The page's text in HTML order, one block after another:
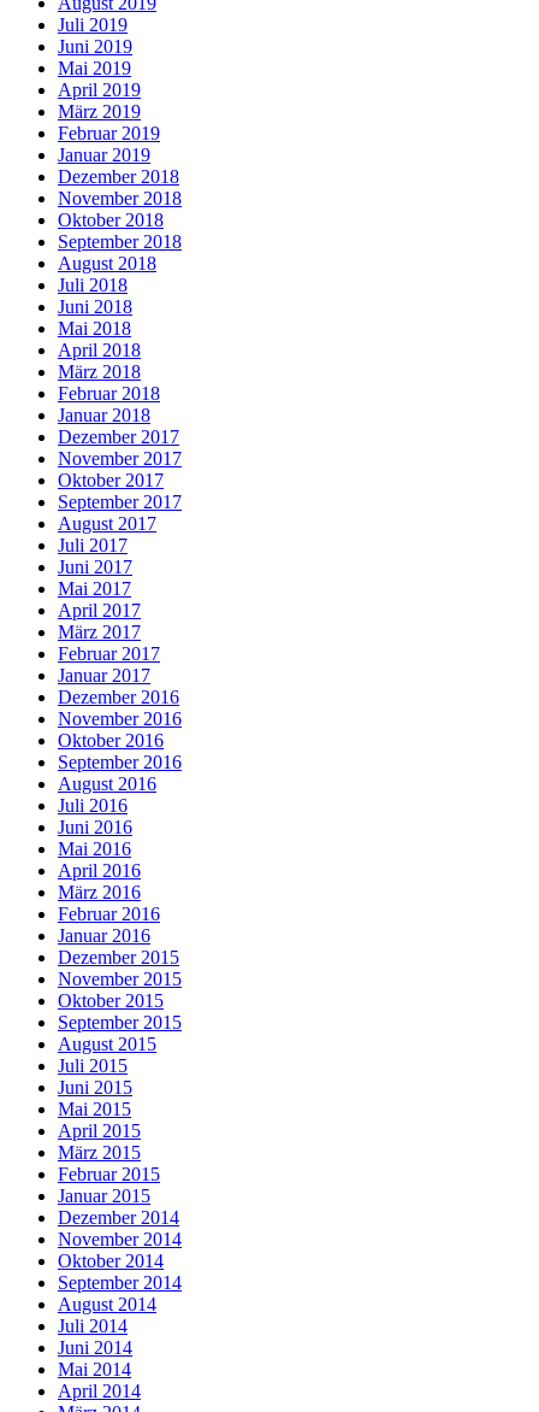
Juli 2019
Juni 2019
Mai 2019
April 2019
März 2019
Februar 2019
Januar 2019
Dezember 2018
November 2018
Oktober 2018
September 2018
August 2018
Juli 2018
Juni 2018
Mai 2018
April 2018
März 2018
Februar 2018
Januar 2018
Dezember 2017
November 2017
Oktober 2017
September 2017
August 2017
Juli 2017
Juni 2017
Mai 2017
April 2017
März 2017
Februar 2017
Januar 2017
Dezember 2016
November 2016
Oktober 2016
September 2016
August 2016
Juli 2016
Juni 2016
Mai 2016
April 2016
März 2016
Februar 2016
Januar 2016
Dezember 2015
November 2015
Oktober 2015
September 2015
August 2015
Juli 2015
Juni 2015
Mai 2015
April 2015
März 2015
Februar 2015
Januar 2015
Dezember 2014
November 2014
Oktober 2014
September 2014
August 2014
Juli 2014
Juni 2014
Mai 2014
April 2014